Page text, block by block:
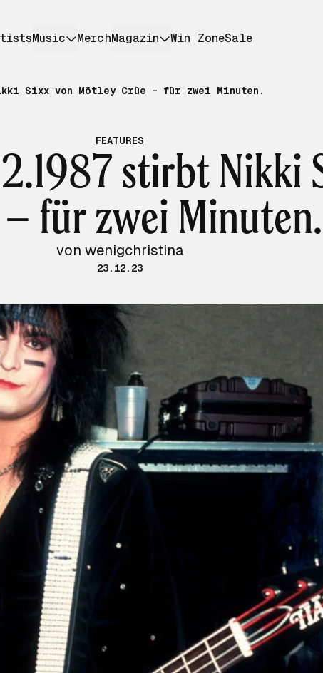
Music MerchMagazin Win ZoneSale
Sixx von Mötley Crüe – für zwei Minuten.
FEATURESstirbt Nikki
für zwei Minuten.
von wenigchristina
23.12.23